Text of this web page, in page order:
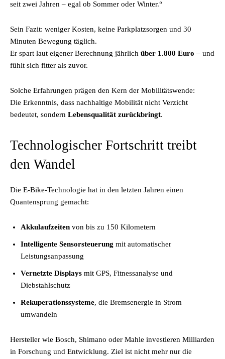
seit zwei Jahren – egal ob Sommer oder Winter.“
Sein Fazit: weniger Kosten, keine Parkplatzsorgen und 30
Minuten Bewegung täglich.
Er spart laut eigener Berechnung jährlich über 1.800 Euro – und
fühlt sich fitter als zuvor.
Solche Erfahrungen prägen den Kern der Mobilitätswende:
Die Erkenntnis, dass nachhaltige Mobilität nicht Verzicht
bedeutet, sondern Lebensqualität zurückbringt.
Technologischer Fortschritt treibt
den Wandel
Die E-Bike-Technologie hat in den letzten Jahren einen
Quantensprung gemacht:
Akkulaufzeiten von bis zu 150 Kilometern
Intelligente Sensorsteuerung mit automatischer
Leistungsanpassung
Vernetzte Displays mit GPS, Fitnessanalyse und
Diebstahlschutz
Rekuperationssysteme, die Bremsenergie in Strom
umwandeln
Hersteller wie Bosch, Shimano oder Mahle investieren Milliarden
in Forschung und Entwicklung. Ziel ist nicht mehr nur die